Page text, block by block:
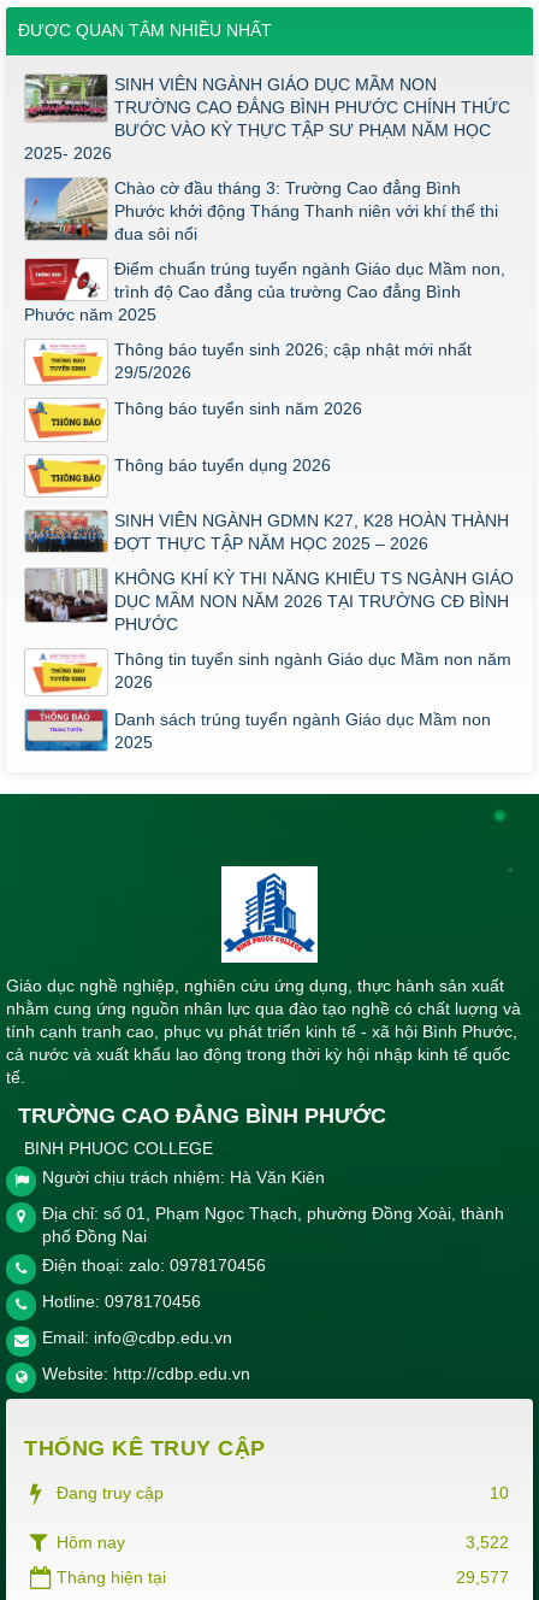
Điểm thi năng khiếu ngành Giáo dục Mầm Non đợt 1 2026
Thông báo về việc triển khai một số văn bản mới
THÔNG BÁO VỀ VIỆC PHÚC KHẢO ĐIỂM THI TỐT NGHIỆP
KHỐI Y DƯỢC NĂM 2026
ĐIỂM TỐT NGHIỆP KHỐI Y - DƯỢC NĂM 2026
Thông báo về việc tổ chức thi năng khiếu ngành Giáo dục
Mầm non năm 2026
ĐƯỢC QUAN TÂM NHIỀU NHẤT
SINH VIÊN NGÀNH GIÁO DỤC MẦM NON
TRƯỜNG CAO ĐẲNG BÌNH PHƯỚC CHÍNH THỨC
BƯỚC VÀO KỲ THỰC TẬP SƯ PHẠM NĂM HỌC
2025- 2026
Chào cờ đầu tháng 3: Trường Cao đẳng Bình
Phước khởi động Tháng Thanh niên với khí thế thi
đua sôi nổi
Điểm chuẩn trúng tuyển ngành Giáo dục Mầm non,
trình độ Cao đẳng của trường Cao đẳng Bình
Phước năm 2025
Thông báo tuyển sinh 2026; cập nhật mới nhất
29/5/2026
Thông báo tuyển sinh năm 2026
Thông báo tuyển dụng 2026
SINH VIÊN NGÀNH GDMN K27, K28 HOÀN THÀNH
ĐỢT THỰC TẬP NĂM HỌC 2025 – 2026
KHÔNG KHÍ KỲ THI NĂNG KHIẾU TS NGÀNH GIÁO
DỤC MẦM NON NĂM 2026 TẠI TRƯỜNG CĐ BÌNH
PHƯỚC
Thông tin tuyển sinh ngành Giáo dục Mầm non năm
2026
Danh sách trúng tuyển ngành Giáo dục Mầm non
2025
Giáo dục nghề nghiệp, nghiên cứu ứng dụng, thực hành sản xuất
nhằm cung ứng nguồn nhân lực qua đào tạo nghề có chất luợng và
tính cạnh tranh cao, phục vụ phát triển kinh tế - xã hội Bình Phước,
cả nước và xuất khẩu lao động trong thời kỳ hội nhập kinh tế quốc
tế.
TRƯỜNG CAO ĐẲNG BÌNH PHƯỚC
BINH PHUOC COLLEGE
Người chịu trách nhiệm: Hà Văn Kiên
Địa chỉ: số 01, Phạm Ngọc Thạch, phường Đồng Xoài, thành
phố Đồng Nai
Điện thoại: zalo: 0978170456
Hotline: 0978170456
Email: info@cdbp.edu.vn
Website: http://cdbp.edu.vn
THỐNG KÊ TRUY CẬP
Đang truy cập 10
Hôm nay
3,522
Tháng hiện tại
29,577